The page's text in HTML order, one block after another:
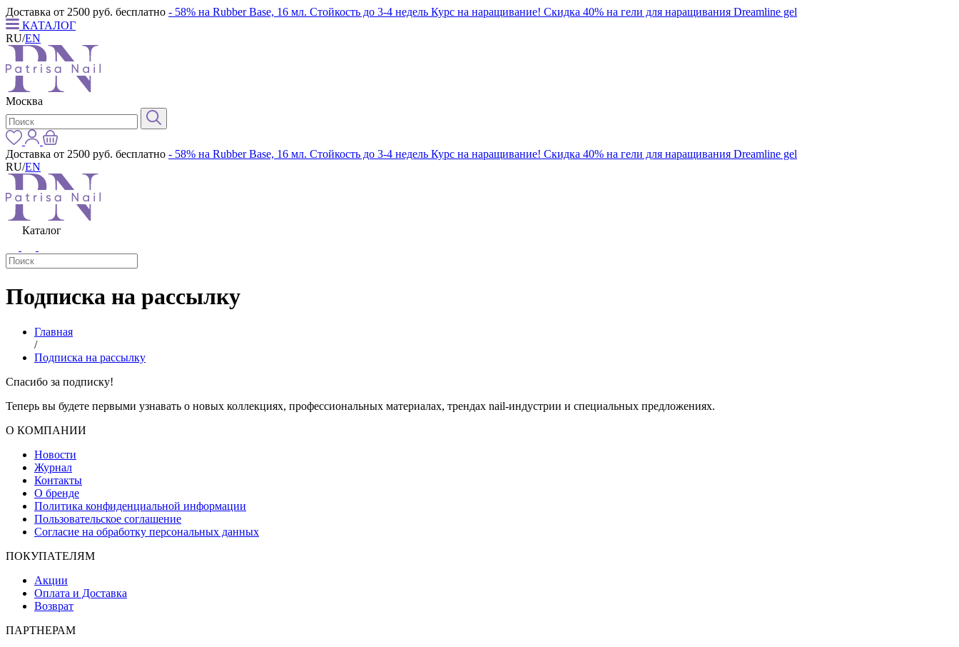
Доставка от 2500 руб. бесплатно - 58% на Rubber Base, 16 мл. Стойкость до 3-4 недель Курс на наращивание! Скидка 40% на гели для наращивания Dreamline gel
КАТАЛОГ
RU/EN
Москва
Доставка от 2500 руб. бесплатно - 58% на Rubber Base, 16 мл. Стойкость до 3-4 недель Курс на наращивание! Скидка 40% на гели для наращивания Dreamline gel
RU/EN
Каталог
Подписка на рассылку
Главная
/
Подписка на рассылку
Спасибо за подписку!
Теперь вы будете первыми узнавать о новых коллекциях, профессиональных материалах, трендах nail-индустрии и специальных предложениях.
О КОМПАНИИ
Новости
Журнал
Контакты
О бренде
Политика конфиденциальной информации
Пользовательское соглашение
Согласие на обработку персональных данных
ПОКУПАТЕЛЯМ
Акции
Оплата и Доставка
Возврат
ПАРТНЕРАМ